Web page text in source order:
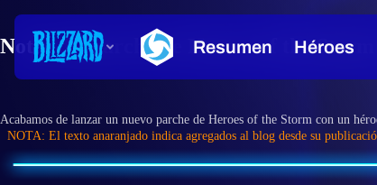
Notas del parche de Heroes of the
Acabamos de lanzar un nuevo parche de Heroes of the Storm con un
NOTA: El texto anaranjado indica agregados al blog desde su